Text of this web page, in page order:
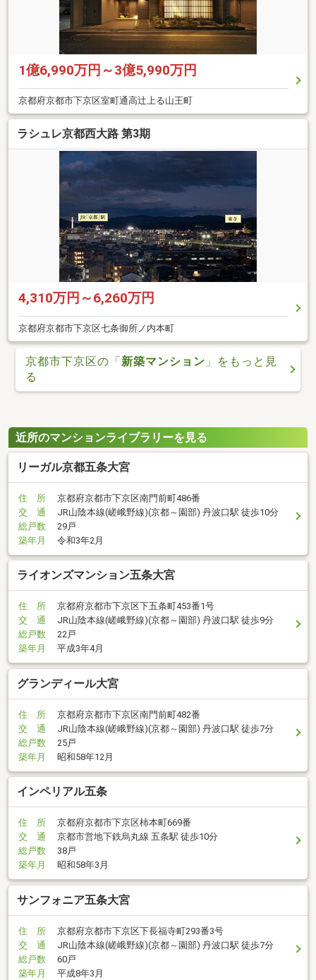
1億6,990万円～3億5,990万円
京都府京都市下京区室町通高辻上る山王町
ラシュレ京都西大路 第3期
4,310万円～6,260万円
京都府京都市下京区七条御所ノ内本町
京都市下京区の「新築マンション 」をもっと見
る
近所のマンションライブラリーを見る
リーガル京都五条大宮
住 所
京都府京都市下京区南門前町486番
交 通
JR山陰本線(嵯峨野線)(京都～園部) 丹波口駅 徒歩10分
総戸数
29戸
築年月
令和3年2月
ライオンズマンション五条大宮
住 所
京都府京都市下京区下五条町453番1号
交 通
JR山陰本線(嵯峨野線)(京都～園部) 丹波口駅 徒歩9分
総戸数
22戸
築年月
平成3年4月
グランディール大宮
住 所
京都府京都市下京区南門前町482番
交 通
JR山陰本線(嵯峨野線)(京都～園部) 丹波口駅 徒歩7分
総戸数
25戸
築年月
昭和58年12月
インペリアル五条
住 所
京都府京都市下京区柿本町669番
交 通
京都市営地下鉄烏丸線 五条駅 徒歩10分
総戸数
38戸
築年月
昭和58年3月
サンフォニア五条大宮
住 所
京都府京都市下京区下長福寺町293番3号
交 通
JR山陰本線(嵯峨野線)(京都～園部) 丹波口駅 徒歩7分
総戸数
60戸
築年月
平成8年3月